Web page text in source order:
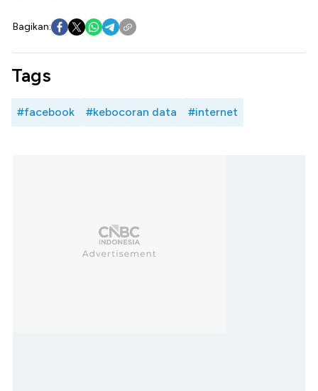
Bagikan:
Tags
#facebook #kebocoran data #internet